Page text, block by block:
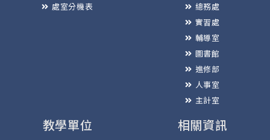
處室分機表
總務處
實習處
輔導室
圖書館
進修部
人事室
主計室
教學單位 相關資訊